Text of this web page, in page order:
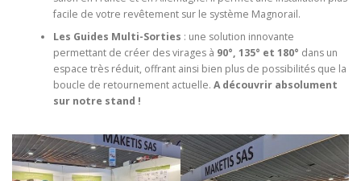
facile de votre revêtement sur le système Magnorail.
Les Guides Multi-Sorties : une solution innovante
permettant de créer des virages à 90°, 135° et 180° dans un
espace très réduit, offrant ainsi bien plus de possibilités que la
boucle de retournement actuelle. A découvrir absolument
sur notre stand !